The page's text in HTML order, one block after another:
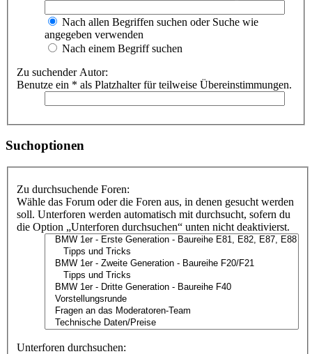
Nach allen Begriffen suchen oder Suche wie
angegeben verwenden
Nach einem Begriff suchen
Zu suchender Autor:
Benutze ein * als Platzhalter für teilweise Übereinstimmungen.
Suchoptionen
Zu durchsuchende Foren:
Wähle das Forum oder die Foren aus, in denen gesucht werden
soll. Unterforen werden automatisch mit durchsucht, sofern du
die Option „Unterforen durchsuchen“ unten nicht deaktivierst.
Unterforen durchsuchen: